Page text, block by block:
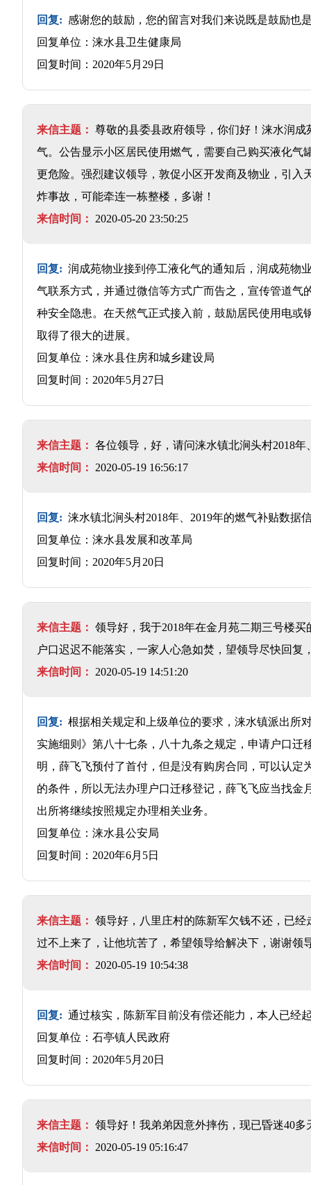
回复: 感谢您的鼓励，您的留言对我们来说既是鼓励也
回复单位：涞水县卫生健康局
回复时间：2020年5月29日
来信主题： 尊敬的县委县政府领导，你们好！涞水润
气。公告显示小区居民使用燃气，需要自己购买液化
更危险。强烈建议领导，敦促小区开发商及物业，引
炸事故，可能牵连一栋整楼，多谢！
来信时间：
2020-05-20 23:50:25
回复: 润成苑物业接到停工液化气的通知后，润成苑物
气联系方式，并通过微信等方式广而告之，宣传管道
种安全隐患。在天然气正式接入前，鼓励居民使用电
取得了很大的进展。
回复单位：涞水县住房和城乡建设局
回复时间：2020年5月27日
来信主题： 各位领导，好，请问涞水镇北涧头村2018
来信时间：
2020-05-19 16:56:17
回复: 涞水镇北涧头村2018年、2019年的燃气补贴数
回复单位：涞水县发展和改革局
回复时间：2020年5月20日
来信主题： 领导好，我于2018年在金月苑二期三号楼
户口迟迟不能落实，一家人心急如焚，望领导尽快回复
来信时间：
2020-05-19 14:51:20
回复: 根据相关规定和上级单位的要求，涞水镇派出所
实施细则》第八十七条，八十九条之规定，申请户口
明，薛飞飞预付了首付，但是没有购房合同，可以认
的条件，所以无法办理户口迁移登记，薛飞飞应当找
出所将继续按照规定办理相关业务。
回复单位：涞水县公安局
回复时间：2020年6月5日
来信主题： 领导好，八里庄村的陈新军欠钱不还，已
过不上来了，让他坑苦了，希望领导给解决下，谢谢领
来信时间：
2020-05-19 10:54:38
回复: 通过核实，陈新军目前没有偿还能力，本人已经
回复单位：石亭镇人民政府
回复时间：2020年5月20日
来信主题： 领导好！我弟弟因意外摔伤，现已昏迷40
来信时间：
2020-05-19 05:16:47